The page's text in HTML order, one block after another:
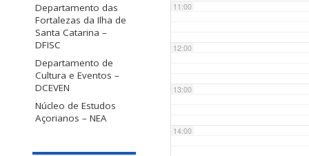
Departamento das
Fortalezas da Ilha de
Santa Catarina –
DFISC
Departamento de
Cultura e Eventos –
DCEVEN
Núcleo de Estudos
Açorianos – NEA
11:00
12:00
13:00
14:00